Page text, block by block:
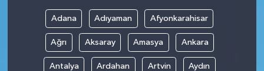
Adana Adıyaman Afyonkarahisar
Ağrı Aksaray Amasya Ankara
Antalya Ardahan Artvin Aydın